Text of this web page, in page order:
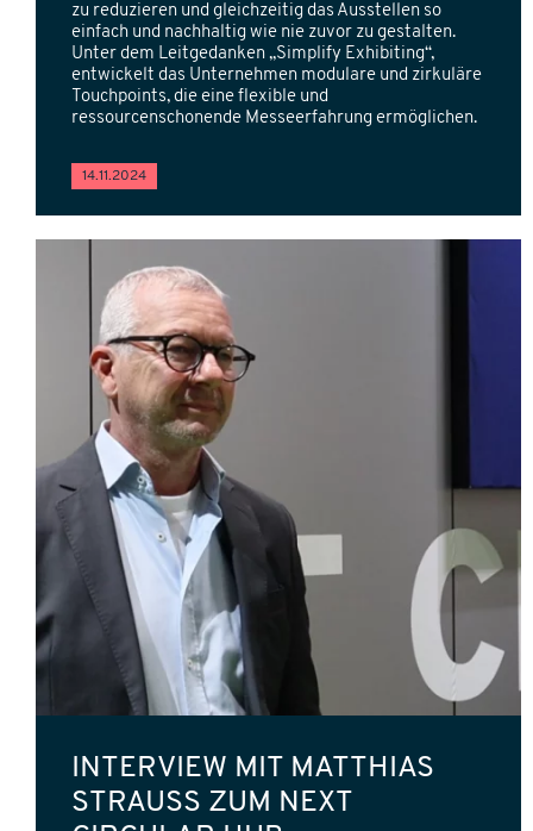
zu reduzieren und gleichzeitig das Ausstellen so
einfach und nachhaltig wie nie zuvor zu gestalten.
Unter dem Leitgedanken „Simplify Exhibiting“,
entwickelt das Unternehmen modulare und zirkuläre
Touchpoints, die eine flexible und
ressourcenschonende Messeerfahrung ermöglichen.
14.11.2024
INTERVIEW MIT MATTHIAS
STRAUSS ZUM NEXT